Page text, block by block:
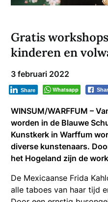
Gratis
kinderen en
3 februari 2022
Whatsapp
Share
WINSUM/WARFFUM –
worden in de Blauwe
Kunstkerk in Warffum
diverse kunstenaars.
het Hogeland zijn de
De Mexicaanse Frida
alle taboes van haar tijd